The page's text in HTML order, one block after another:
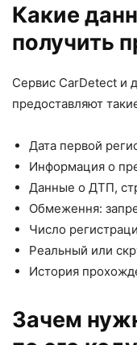
Какие
получить
Сервис CarDetect и
предоставляют
Дата первой
Информация о
Данные о ДТП,
Обмеження:
Число
Реальный или
История
Зачем